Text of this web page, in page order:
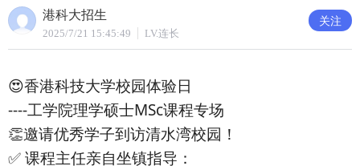
港科大招生
2025/7/21 15:45:49 LV.连长
关注
😍香港科技大学校园体验日
----工学院理学硕士MSc课程专场
👏邀请优秀学子到访清水湾校园！
✅ 课程主任亲自坐镇指导：